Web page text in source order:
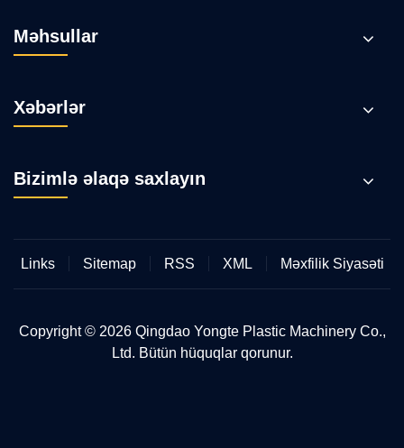
Məhsullar
Xəbərlər
Bizimlə əlaqə saxlayın
Links Sitemap RSS XML Məxfilik Siyasəti
Copyright © 2026 Qingdao Yongte Plastic Machinery Co.,
Ltd. Bütün hüquqlar qorunur.